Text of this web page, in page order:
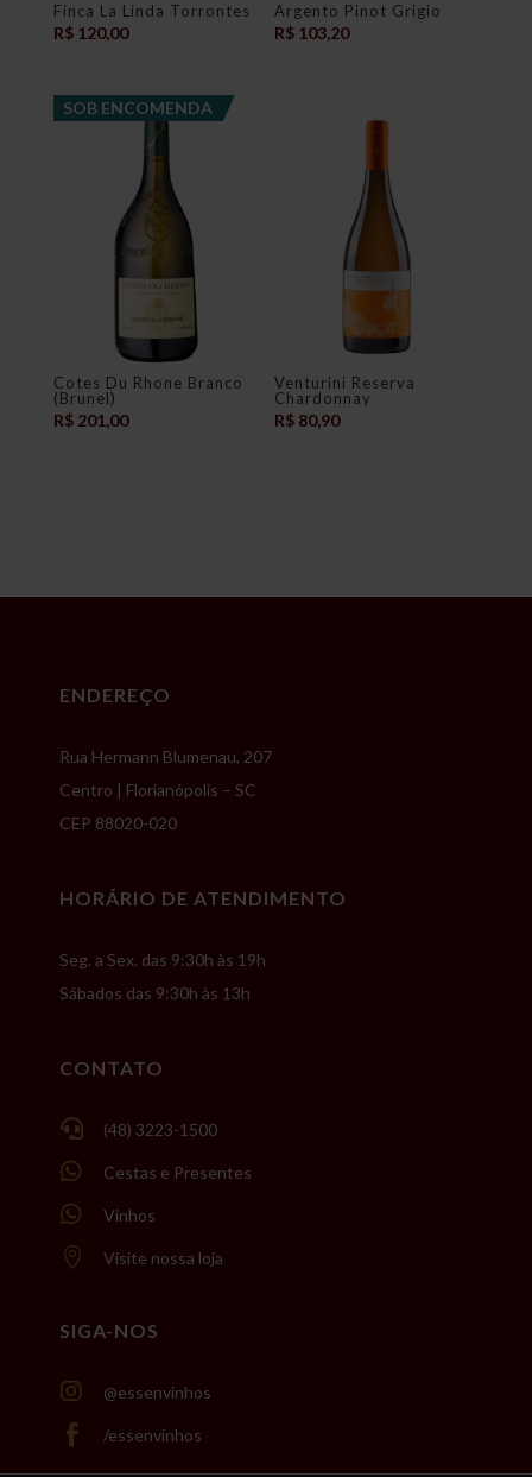
Finca La Linda Torrontes
R$120,00
Argento Pinot Grigio
R$ 103,20
SOB ENCOMENDA
Cotes Du Rhone Branco
(Brunel)
R$201,00
Venturini Reserva
Chardonnay
R$ 80,90
ENDEREÇO
Rua Hermann Blumenau, 207
Centro | Florianópolis – SC
CEP 88020-020
HORÁRIO DE ATENDIMENTO
Seg. a Sex. das 9:30h às 19h
Sábados das 9:30h às 13h
CONTATO
 (48) 3223-1500
 Cestas e Presentes
 Vinhos
 Visite nossa loja
SIGA-NOS
 @essenvinhos
 /essenvinhos